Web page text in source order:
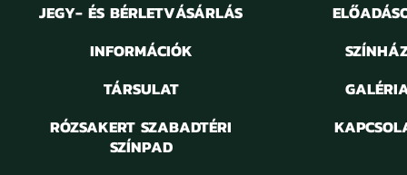
JEGY- ÉS BÉRLETVÁSÁRLÁS
INFORMÁCIÓK
TÁRSULAT
RÓZSAKERT SZABADTÉRI
SZÍNPAD